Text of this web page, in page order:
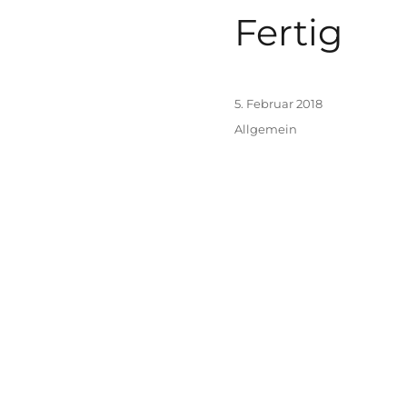
Fertig
Veröffentlicht
am
5. Februar 2018
Kategorien
Allgemein